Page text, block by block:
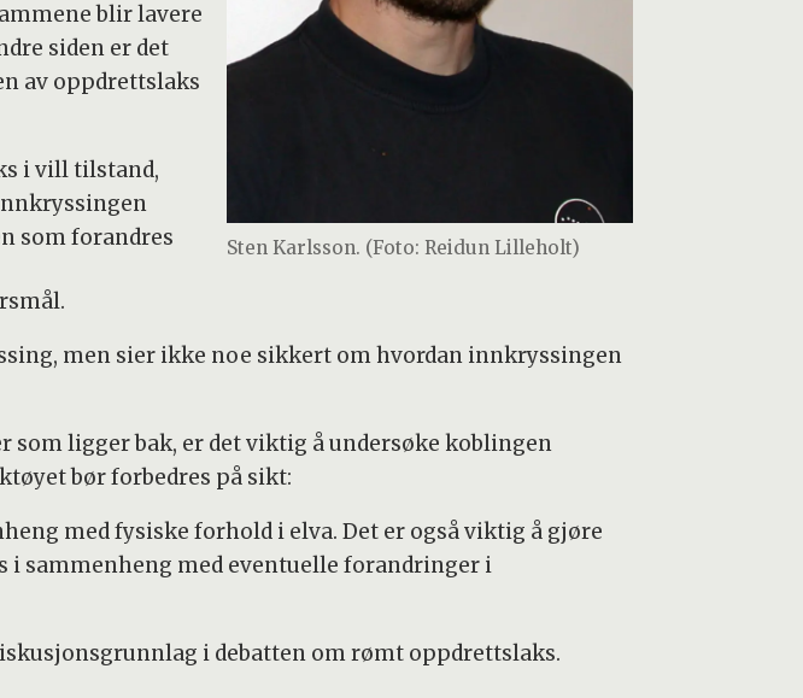
Sten Karlsson. (Foto: Reidun Lilleholt)
blir lavere
siden er det
av oppdrettslaks
i vill tilstand,
som forandres
men sier ikke noe sikkert om hvordan innkryssingen
ligger bak, er det viktig å undersøke koblingen
bør forbedres på sikt:
med fysiske forhold i elva. Det er også viktig å gjøre
sammenheng med eventuelle forandringer i
i debatten om rømt oppdrettslaks.